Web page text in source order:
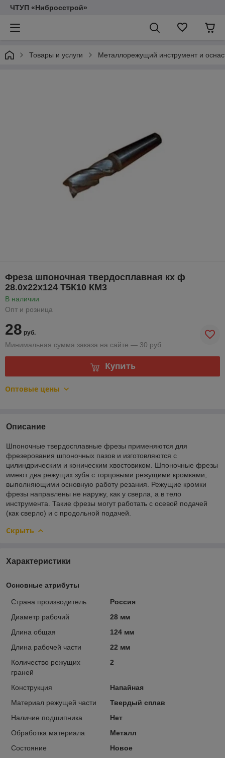
ЧТУП «Нибросстрой»
Товары и услуги Металлорежущий инструмент и
Фреза шпоночная твердосплавная кх ф
28.0х22х124 Т5К10 КМ3
В наличии
Опт и розница
28 руб.
Минимальная сумма заказа на сайте — 30 руб.
Купить
Оптовые цены
Описание
Шпоночные твердосплавные фрезы применяются для
фрезерования шпоночных пазов и изготовляются с
цилиндрическим и коническим хвостовиком. Шпоночные фрезы
имеют два режущих зуба с торцовыми режущими кромками,
выполняющими основную работу резания. Режущие кромки
фрезы направлены не наружу, как у сверла, а в тело
инструмента. Такие фрезы могут работать с осевой подачей
(как сверло) и с продольной подачей.
Скрыть
Характеристики
Основные атрибуты
Страна производитель
Россия
Диаметр рабочий
28 мм
Длина общая
124 мм
Длина рабочей части
22 мм
Количество режущих
граней
2
Конструкция
Напайная
Материал режущей части
Твердый сплав
Наличие подшипника
Нет
Обработка материала
Металл
Состояние
Новое